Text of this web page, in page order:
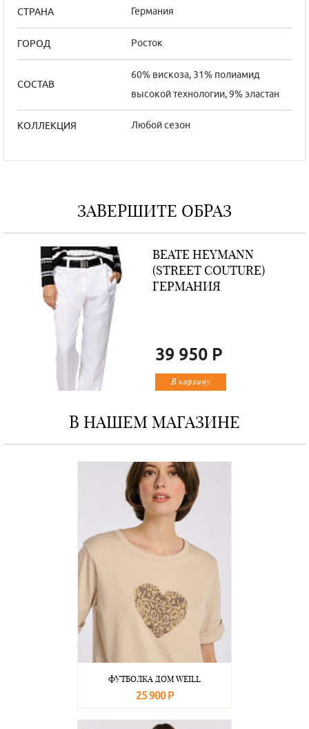
СТРАНА Германия
ГОРОД Росток
СОСТАВ
60% вискоза, 31% полиамид
высокой технологии, 9% эластан
КОЛЛЕКЦИЯ Любой сезон
ЗАВЕРШИТЕ ОБРАЗ
BEATE НEYMANN
(STREET COUTURE)
ГЕРМАНИЯ
39 950 Р
В корзину
В НАШЕМ МАГАЗИНЕ
ФУТБОЛКА ДОМ WEILL
25 900 Р